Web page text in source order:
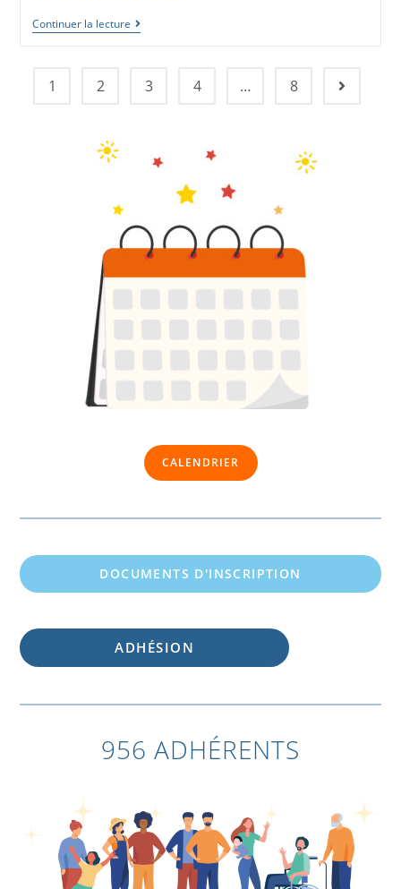
Continuer la lecture
1 2 3 4 … 8
CALENDRIER
DOCUMENTS D'INSCRIPTION
ADHÉSION
956 ADHÉRENTS